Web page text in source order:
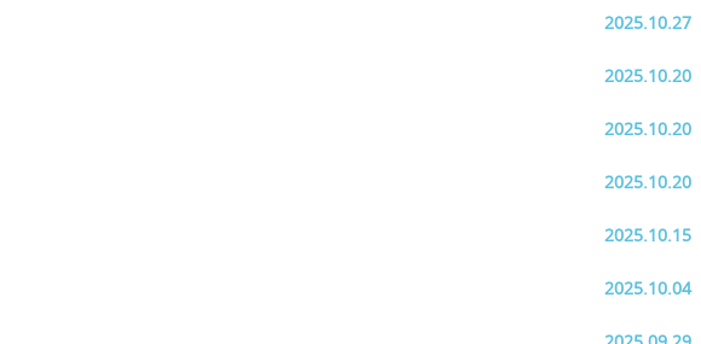
2025.10.27
2025.10.20
2025.10.20
2025.10.20
2025.10.15
2025.10.04